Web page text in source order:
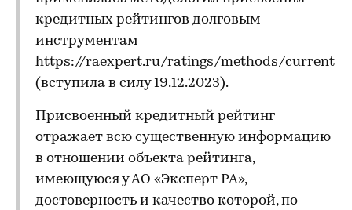
кредитных рейтингов долговым
инструментам
https://raexpert.ru/ratings/methods/current
(вступила в силу 19.12.2023).
Присвоенный кредитный рейтинг
отражает всю существенную информацию
в отношении объекта рейтинга,
имеющуюся у АО «Эксперт РА»,
достоверность и качество которой, по